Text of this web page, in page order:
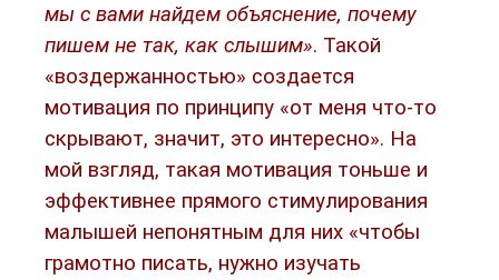
мы с вами найдем объяснение, почему
пишем не так, как слышим». Такой
«воздержанностью» создается
мотивация по принципу «от меня что-то
скрывают, значит, это интересно». На
мой взгляд, такая мотивация тоньше и
эффективнее прямого стимулирования
малышей непонятным для них «чтобы
грамотно писать, нужно изучать